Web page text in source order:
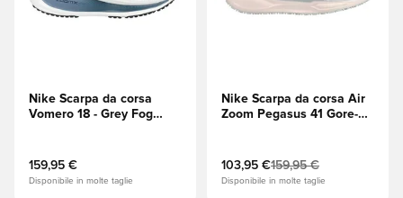
Nike Scarpa da corsa
Vomero 18 - Grey Fog
159,95 €
Disponibile in molte taglie
Nike Scarpa da corsa Air
Zoom Pegasus 41 Gore-
metallizzato
103,95 €159,95 €
Disponibile in molte taglie